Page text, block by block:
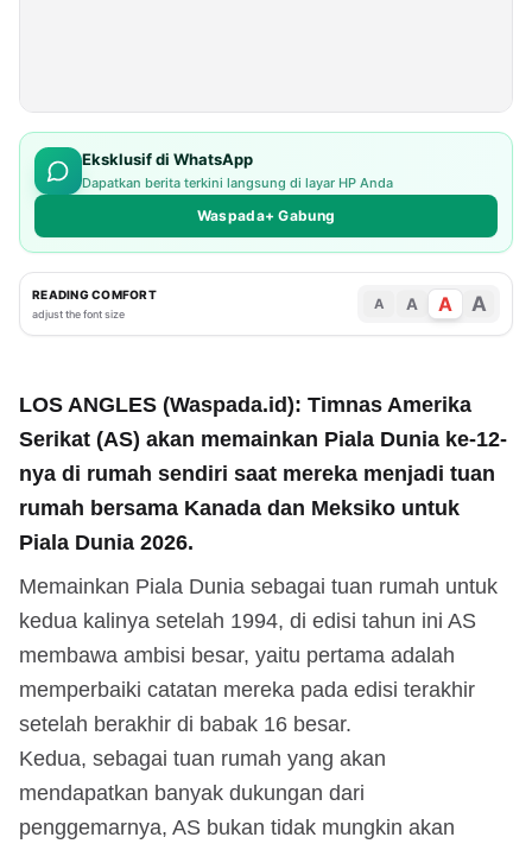
Eksklusif di WhatsApp
Dapatkan berita terkini langsung di layar HP Anda
Waspada+ Gabung
READING COMFORT
adjust the font size
A A A A
LOS ANGLES (Waspada.id): Timnas Amerika
Serikat (AS) akan memainkan Piala Dunia ke-12-
nya di rumah sendiri saat mereka menjadi tuan
rumah bersama Kanada dan Meksiko untuk
Piala Dunia 2026.
Memainkan Piala Dunia sebagai tuan rumah untuk
kedua kalinya setelah 1994, di edisi tahun ini AS
membawa ambisi besar, yaitu pertama adalah
memperbaiki catatan mereka pada edisi terakhir
setelah berakhir di babak 16 besar.
Kedua, sebagai tuan rumah yang akan
mendapatkan banyak dukungan dari
penggemarnya, AS bukan tidak mungkin akan